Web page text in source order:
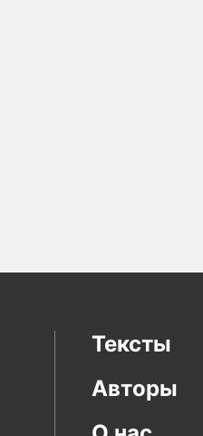
Тексты
Авторы